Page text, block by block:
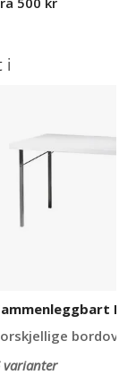
i
varianter